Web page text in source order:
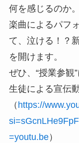
何を感じるのか。
楽曲によるパフ
て、泣ける！？
を開けます。
ぜひ、“授業参観
生徒による宣伝
（ https://
=youtu.be）